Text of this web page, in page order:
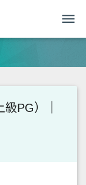
menu
PG）｜